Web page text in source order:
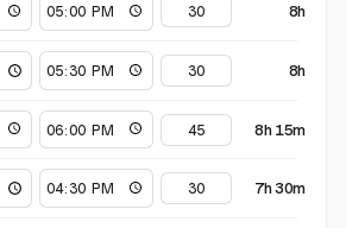
8h
8h
8h 15m
7h 30m